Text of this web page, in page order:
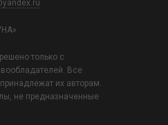
только с
Все
их авторам.
не предназначенные